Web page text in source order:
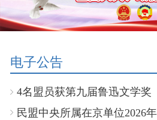
电子公告
4名盟员获第九届鲁迅文学奖
民盟中央所属在京单位2026